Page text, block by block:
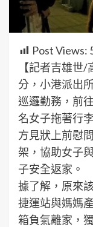
Post Views:
【記者吉雄世
分，小港派出
巡邏勤務，前
名女子拖著行
方見狀上前慰
架，協助女子
子安全返家。
據了解，原來
捷運站與媽媽
箱負氣離家，